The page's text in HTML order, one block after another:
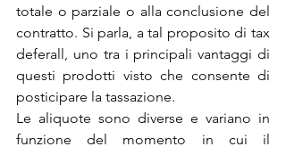
totale o parziale o alla conclusione del
contratto. Si parla, a tal proposito di tax
deferall, uno tra i principali vantaggi di
questi prodotti visto che consente di
posticipare la tassazione.
Le aliquote sono diverse e variano in
funzione del momento in cui il